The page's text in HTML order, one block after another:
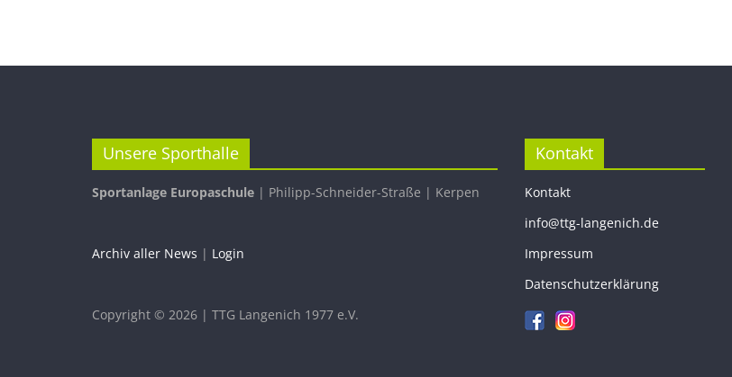
Unsere Sporthalle
Sportanlage Europaschule | Philipp-Schneider-Straße | Kerpen
Archiv aller News | Login
Copyright © 2026 | TTG Langenich 1977 e.V.
Kontakt
Kontakt
info@ttg-langenich.de
Impressum
Datenschutzerklärung